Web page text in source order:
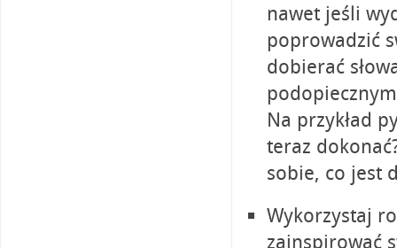
nawet jeśli
poprowadzić
dobierać
Na przykład
teraz
sobie, co jest
Wykorzystaj
zainspirować